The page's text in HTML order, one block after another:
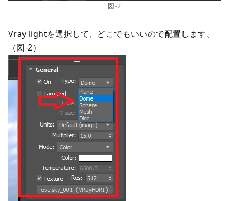
図-2
Vray lightを選択して、どこでもいいので配置します。
（図-2）